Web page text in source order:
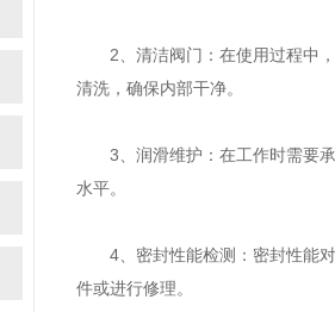
2、清洁阀门：在使用过程中，
清洗，确保内部干净。
3、润滑维护：在工作时需要承
水平。
4、密封性能检测：密封性能对
件或进行修理。